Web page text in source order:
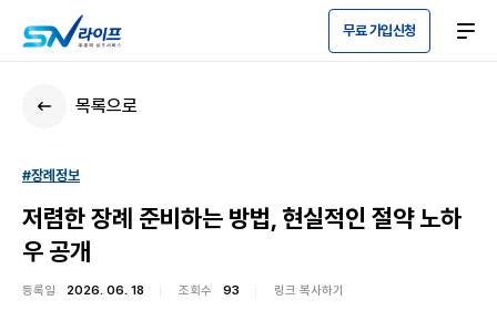
무료 가입신청
목록으로
#장례정보
저렴한 장례 준비하는 방법, 현실적인 절약 노하
우 공개
등록일 2026. 06. 18 조회수 93 링크 복사하기